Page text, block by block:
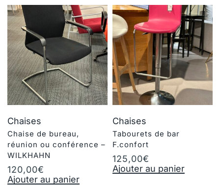
Chaises
Chaise de bureau,
réunion ou conférence –
WILKHAHN
120,00€
Ajouter au panier
Chaises
Tabourets de bar
F.confort
125,00€
Ajouter au panier